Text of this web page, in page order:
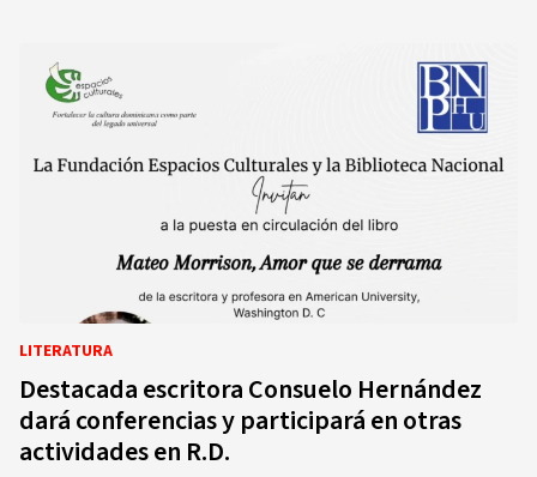
LITERATURA
Destacada escritora Consuelo Hernández
dará conferencias y participará en otras
actividades en R.D.